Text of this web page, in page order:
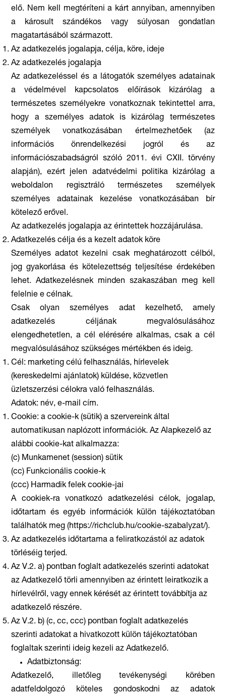
elő. Nem kell megtéríteni a kárt annyiban, amennyiben
a károsult szándékos vagy súlyosan gondatlan
magatartásából származott.
Az adatkezelés jogalapja, célja, köre, ideje
Az adatkezelés jogalapja
Az adatkezeléssel és a látogatók személyes adatainak
a védelmével kapcsolatos előírások kizárólag a
természetes személyekre vonatkoznak tekintettel arra,
hogy a személyes adatok is kizárólag természetes
személyek vonatkozásában értelmezhetőek (az
információs önrendelkezési jogról és az
információszabadságról szóló 2011. évi CXII. törvény
alapján), ezért jelen adatvédelmi politika kizárólag a
weboldalon regisztráló természetes személyek
személyes adatainak kezelése vonatkozásában bír
kötelező erővel.
Az adatkezelés jogalapja az érintettek hozzájárulása.
Adatkezelés célja és a kezelt adatok köre
Személyes adatot kezelni csak meghatározott célból,
jog gyakorlása és kötelezettség teljesítése érdekében
lehet. Adatkezelésnek minden szakaszában meg kell
felelnie e célnak.
Csak olyan személyes adat kezelhető, amely
adatkezelés céljának megvalósulásához
elengedhetetlen, a cél elérésére alkalmas, csak a cél
megvalósulásához szükséges mértékben és ideig.
Cél: marketing célú felhasználás, hírlevelek
(kereskedelmi ajánlatok) küldése, közvetlen
üzletszerzési célokra való felhasználás.
Adatok: név, e-mail cím.
Cookie: a cookie-k (sütik) a szervereink által
automatikusan naplózott információk. Az Alapkezelő az
alábbi cookie-kat alkalmazza:
(c) Munkamenet (session) sütik
(cc) Funkcionális cookie-k
(ccc) Harmadik felek cookie-jai
A cookiek-ra vonatkozó adatkezelési célok, jogalap,
időtartam és egyéb információk külön tájékoztatóban
találhatók meg (https://richclub.hu/cookie-szabalyzat/).
Az adatkezelés időtartama a feliratkozástól az adatok
törléséig terjed.
Az V.2. a) pontban foglalt adatkezelés szerinti adatokat
az Adatkezelő törli amennyiben az érintett leiratkozik a
hírlevélről, vagy ennek kérését az érintett továbbítja az
adatkezelő részére.
Az V.2. b) (c, cc, ccc) pontban foglalt adatkezelés
szerinti adatokat a hivatkozott külön tájékoztatóban
foglaltak szerinti ideig kezeli az Adatkezelő.
Adatbiztonság:
Adatkezelő, illetőleg tevékenységi körében
adatfeldolgozó köteles gondoskodni az adatok